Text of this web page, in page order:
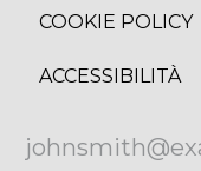
COOKIE POLICY
ACCESSIBILITÀ